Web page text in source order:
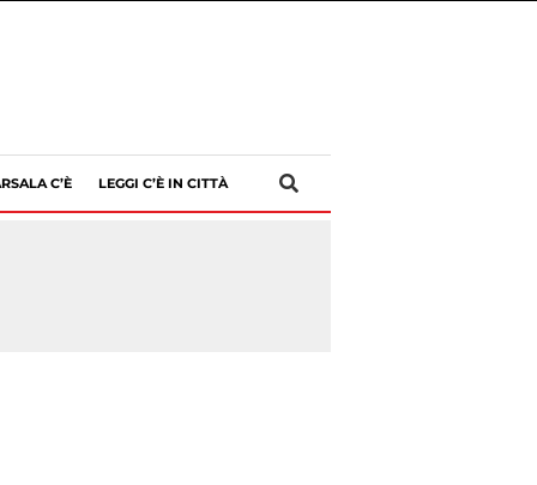
C’È LEGGI C’È IN CITTÀ